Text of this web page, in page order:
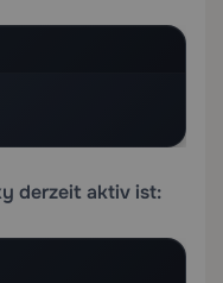
derzeit aktiv ist: